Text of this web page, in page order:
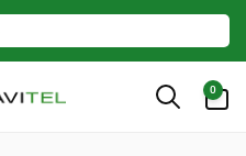
0
pozycje(-